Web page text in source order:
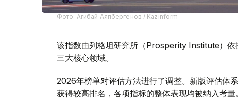
Фото: Агибай Аяпбергенов / Kazinform
该指数由列格坦研究所（Prosperity Institute）依
三大核心领域。
2026年榜单对评估方法进行了调整。新版评估体
获得较高排名，各项指标的整体表现均被纳入考量。